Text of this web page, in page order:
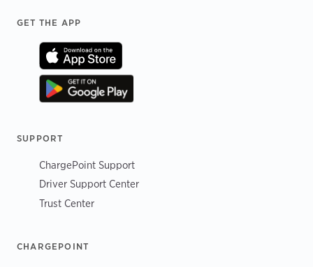
Footer
GET THE APP
SUPPORT
ChargePoint Support
Driver Support Center
Trust Center
CHARGEPOINT